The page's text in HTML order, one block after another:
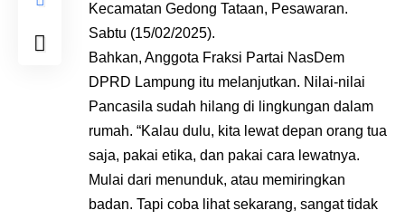
Kecamatan Gedong Tataan, Pesawaran.
Sabtu (15/02/2025).
Bahkan, Anggota Fraksi Partai NasDem
DPRD Lampung itu melanjutkan. Nilai-nilai
Pancasila sudah hilang di lingkungan dalam
rumah. “Kalau dulu, kita lewat depan orang tua
saja, pakai etika, dan pakai cara lewatnya.
Mulai dari menunduk, atau memiringkan
badan. Tapi coba lihat sekarang, sangat tidak